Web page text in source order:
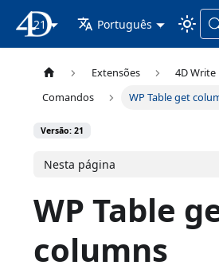
Documentação 4D
21 Português
Extensões
4D Write
Comandos
WP Table get
Versão: 21
Nesta página
WP Table
columns